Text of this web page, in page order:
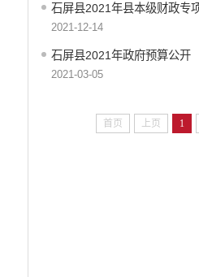
建议提案办理答复
重大决策
减税降费
财政资金直达基层
石屏县2021年县本级财政专
2021-12-14
石屏县2021年政府预算公开
2021-03-05
首页 上页 1